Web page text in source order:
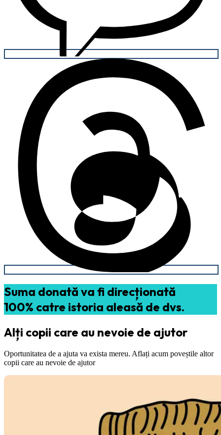
Suma donată va fi direcționată
100% catre istoria aleasă de dvs.
Alți copii care au nevoie de ajutor
Oportunitatea de a ajuta va exista mereu. Aflați acum poveștile altor
copii care au nevoie de ajutor